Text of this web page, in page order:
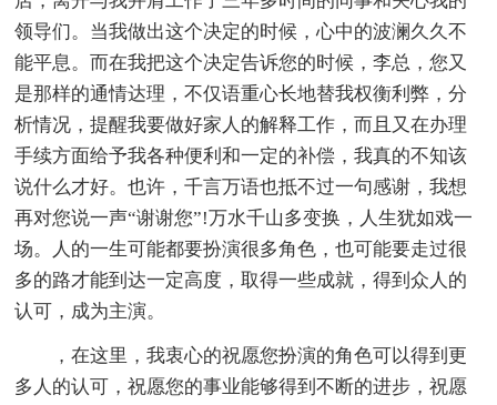
领导们。当我做出这个决定的时候，心中的波澜久久不
能平息。而在我把这个决定告诉您的时候，李总，您又
是那样的通情达理，不仅语重心长地替我权衡利弊，分
析情况，提醒我要做好家人的解释工作，而且又在办理
手续方面给予我各种便利和一定的补偿，我真的不知该
说什么才好。也许，千言万语也抵不过一句感谢，我想
再对您说一声“谢谢您”!万水千山多变换，人生犹如戏一
场。人的一生可能都要扮演很多角色，也可能要走过很
多的路才能到达一定高度，取得一些成就，得到众人的
认可，成为主演。
，在这里，我衷心的祝愿您扮演的角色可以得到更
多人的认可，祝愿您的事业能够得到不断的进步，祝愿